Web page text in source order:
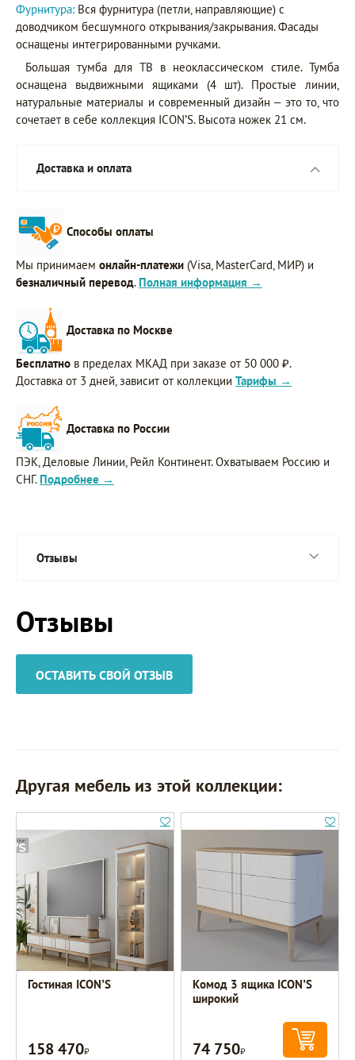
Фурнитура: Вся фурнитура (петли, направляющие) с
доводчиком бесшумного открывания/закрывания. Фасады
оснащены интегрированными ручками.
Большая тумба для ТВ в неоклассическом стиле. Тумба
оснащена выдвижными ящиками (4 шт). Простые линии,
натуральные материалы и современный дизайн – это то, что
сочетает в себе коллекция ICON’S. Высота ножек 21 см.
Доставка и оплата
Способы оплаты
Мы принимаем онлайн-платежи (Visa, MasterCard, МИР) и
безналичный перевод. Полная информация →
Доставка по Москве
Бесплатно в пределах МКАД при заказе от 50 000 ₽.
Доставка от 3 дней, зависит от коллекции Тарифы →
Доставка по России
ПЭК, Деловые Линии, Рейл Континент. Охватываем Россию и
СНГ. Подробнее →
Отзывы
Отзывы
ОСТАВИТЬ СВОЙ ОТЗЫВ
Другая мебель из этой коллекции:
Гостиная ICON’S
158 470Р
Комод 3 ящика ICON’S
широкий
74 750Р